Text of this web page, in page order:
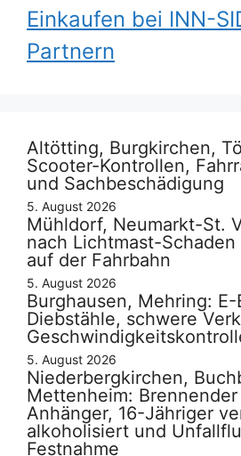
Einkaufen bei INN-
Partnern
Altötting, Burgkirchen,
Scooter-Kontrollen,
und Sachbeschädigung
5. August 2026
Mühldorf, Neumarkt-St.
nach Lichtmast-
auf der Fahrbahn
5. August 2026
Burghausen, Mehring:
Diebstähle, schwere
5. August 2026
Niederbergkirchen,
Mettenheim:
Anhänger, 16-Jähriger
alkoholisiert und
Festnahme